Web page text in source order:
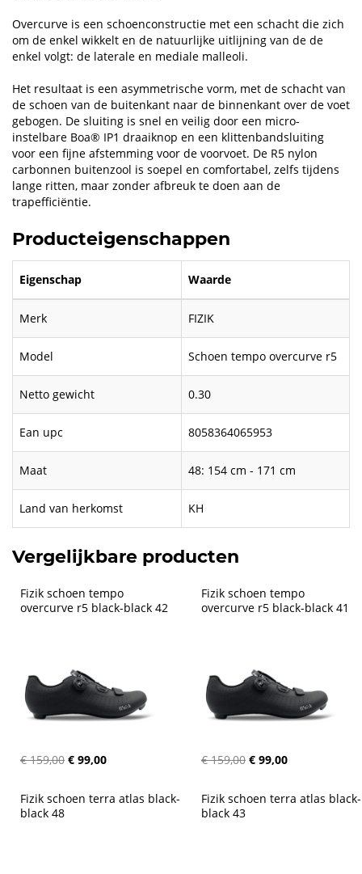
Overcurve is een schoenconstructie met een schacht die zich
om de enkel wikkelt en de natuurlijke uitlijning van de de
enkel volgt: de laterale en mediale malleoli.
Het resultaat is een asymmetrische vorm, met de schacht van
de schoen van de buitenkant naar de binnenkant over de voet
gebogen. De sluiting is snel en veilig door een micro-
instelbare Boa® IP1 draaiknop en een klittenbandsluiting
voor een fijne afstemming voor de voorvoet. De R5 nylon
carbonnen buitenzool is soepel en comfortabel, zelfs tijdens
lange ritten, maar zonder afbreuk te doen aan de
trapefficiëntie.
Producteigenschappen
Eigenschap Waarde
Merk FIZIK
Model Schoen tempo overcurve r5
Netto gewicht 0.30
Ean upc 8058364065953
Maat 48: 154 cm - 171 cm
Land van herkomst KH
Vergelijkbare producten
Fizik schoen tempo
overcurve r5 black-black 42
€ 159,00 € 99,00
Fizik schoen tempo
overcurve r5 black-black 41
€ 159,00 € 99,00
Fizik schoen terra atlas black-
black 48
Fizik schoen terra atlas black-
black 43